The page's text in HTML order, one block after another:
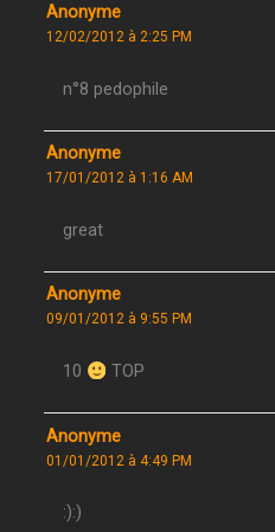
Anonyme
12/02/2012 à 2:25 PM
n°8 pedophile
Anonyme
17/01/2012 à 1:16 AM
great
Anonyme
09/01/2012 à 9:55 PM
10 TOP
Anonyme
01/01/2012 à 4:49 PM
:):)